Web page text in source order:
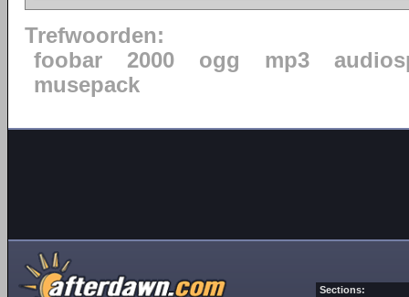
Trefwoorden:
foobar
2000 ogg mp3
musepack
Sections: